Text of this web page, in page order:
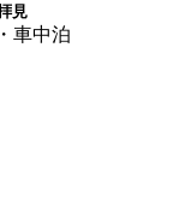
見
車中泊